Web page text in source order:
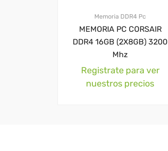
Memoria DDR4 Pc
MEMORIA PC CORSAIR
DDR4 16GB (2X8GB) 3200
Mhz
Registrate para ver
nuestros precios